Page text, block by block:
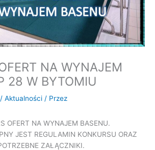
NA WYNAJEM
28 W BYTOMIU
/ Aktualności / Przez
OFERT NA WYNAJEM BASENU.
JEST REGULAMIN KONKURSU ORAZ
ZAŁĄCZNIKI.